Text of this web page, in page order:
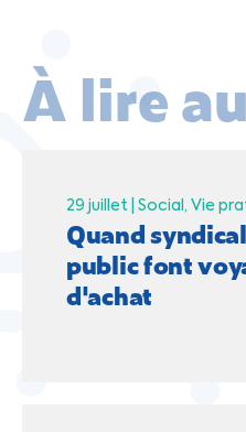
À lire
29 juillet | Social Vie
Quand
public font
d'achat